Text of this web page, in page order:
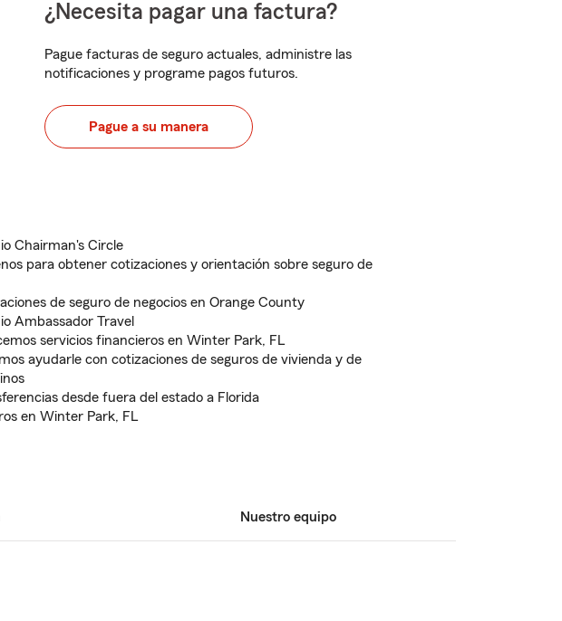
¿Necesita pagar una factura?
Pague facturas de seguro actuales, administre las
notificaciones y programe pagos futuros.
Pague a su manera
Chairman's Circle
para obtener cotizaciones y orientación sobre seguro de
de seguro de negocios en Orange County
Ambassador Travel
servicios financieros en Winter Park, FL
ayudarle con cotizaciones de seguros de vivienda y de
desde fuera del estado a Florida
en Winter Park, FL
Nuestro equipo